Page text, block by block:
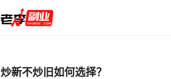
炒新不炒旧如何选择？